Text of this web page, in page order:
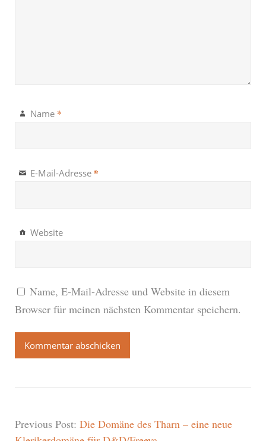
Name *
E-Mail-Adresse *
Website
Name, E-Mail-Adresse und Website in diesem
Browser für meinen nächsten Kommentar speichern.
Previous Post: Die Domäne des Tharn – eine neue